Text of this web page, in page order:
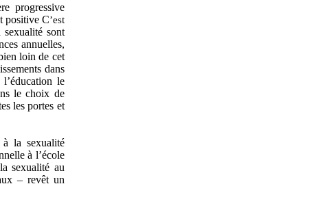
progressive
positive C’est
sont
annuelles,
loin de cet
dans
le
le choix de
les portes et
la sexualité
à l’école
sexualité au
– revêt un